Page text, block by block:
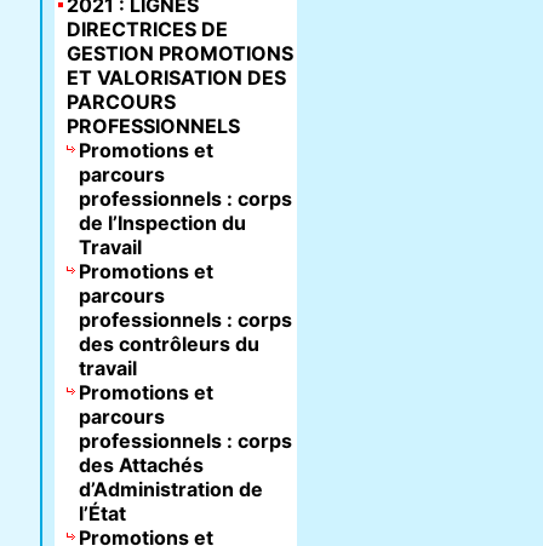
2021 : LIGNES
DIRECTRICES DE
GESTION PROMOTIONS
ET VALORISATION DES
PARCOURS
PROFESSIONNELS
Promotions et
parcours
professionnels : corps
de l’Inspection du
Travail
Promotions et
parcours
professionnels : corps
des contrôleurs du
travail
Promotions et
parcours
professionnels : corps
des Attachés
d’Administration de
l’État
Promotions et